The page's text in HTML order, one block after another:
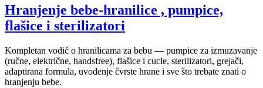
Hranjenje bebe-hranilice , pumpice,
flašice i sterilizatori
Kompletan vodič o hranilicama za bebu — pumpice za izmuzavanje
(ručne, električne, handsfree), flašice i cucle, sterilizatori, grejači,
adaptirana formula, uvođenje čvrste hrane i sve što trebate znati o
hranjenju bebe.